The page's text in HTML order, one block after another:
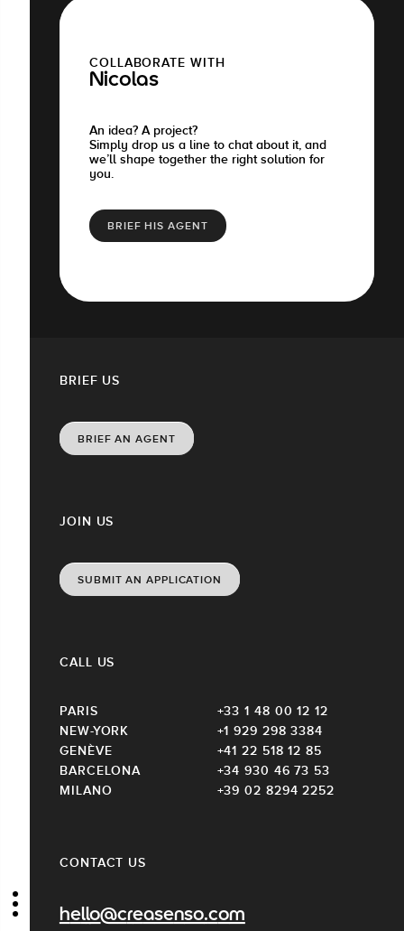
COLLABORATE WITH
Nicolas
An idea? A project?
Simply drop us a line to chat about it, and
we’ll shape together the right solution for
you.
BRIEF HIS AGENT
CONTACT US
hello@creasenso.com
JOIN US
SUBMIT AN APPLICATION
CALL US
PARIS
+33 1 48 00 12 12
NEW-YORK
+1 929 298 3384
GENÈVE
+41 22 518 12 85
BARCELONA
+34 930 46 73 53
MILANO
+39 02 8294 2252
BRIEF US
BRIEF AN AGENT